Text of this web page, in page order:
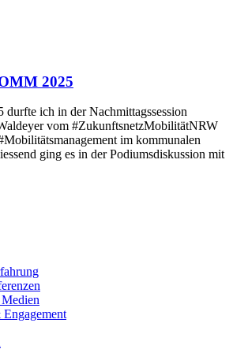
2025
ich in der Nachmittagssession
vom #ZukunftsnetzMobilitätNRW
im kommunalen
ging es in der Podiumsdiskussion mit